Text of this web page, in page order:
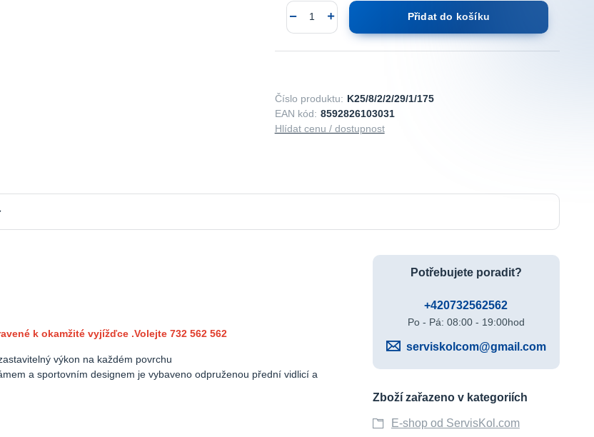
Přidat do košíku
Číslo produktu: K25/8/2/2/29/1/175
EAN kód: 8592826103031
Hlídat cenu / dostupnost
k okamžité vyjížďce .Volejte 732 562 562
výkon na každém povrchu
a sportovním designem je vybaveno odpruženou přední vidlicí a
Potřebujete poradit?
+420732562562
Po - Pá: 08:00 - 19:00hod
serviskolcom@gmail.com
Zboží zařazeno v kategoriích
E-shop od ServisKol.com